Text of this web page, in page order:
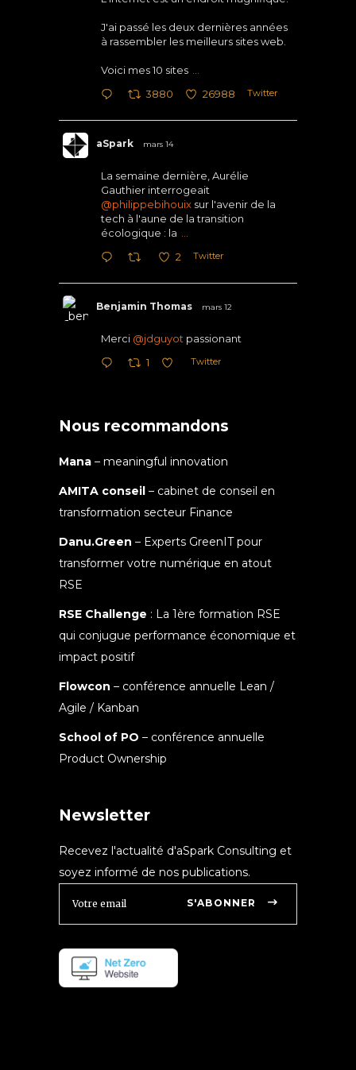
J'ai passé les deux dernières années
à rassembler les meilleurs sites web.
Voici mes 10 sites ...
3880 26988 Twitter
aSpark mars 14
La semaine dernière, Aurélie
Gauthier interrogeait
@philippebihouix sur l'avenir de la
tech à l'aune de la transition
écologique : la ...
2 Twitter
Benjamin Thomas mars 12
Merci @jdguyot passionant
1 Twitter
Nous recommandons
Mana – meaningful innovation
AMITA conseil – cabinet de conseil en
transformation secteur Finance
Danu.Green – Experts GreenIT pour
transformer votre numérique en atout
RSE
RSE Challenge : La 1ère formation RSE
qui conjugue performance économique et
impact positif
Flowcon – conférence annuelle Lean /
Agile / Kanban
School of PO – conférence annuelle
Product Ownership
Newsletter
Recevez l'actualité d'aSpark Consulting et
soyez informé de nos publications.
S'ABONNER